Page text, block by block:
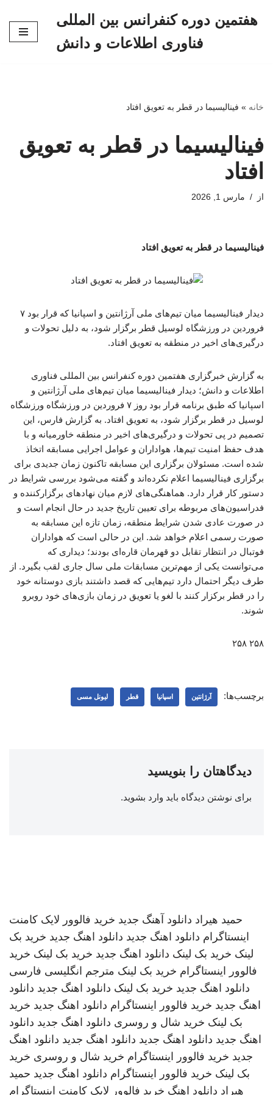
هفتمین دوره کنفرانس بین المللی
فناوری اطلاعات و دانش
خانه » فینالیسیما در قطر به تعویق افتاد
فینالیسیما در قطر به تعویق
افتاد
از مارس 1, 2026
فینالیسیما در قطر به تعویق افتاد
دیدار فینالیسیما میان تیم‌های ملی آرژانتین و اسپانیا که قرار بود ۷
فروردین در ورزشگاه لوسیل قطر برگزار شود، به دلیل تحولات و
درگیری‌های اخیر در منطقه به تعویق افتاد.
به گزارش خبرگزاری هفتمین دوره کنفرانس بین المللی فناوری
اطلاعات و دانش؛ دیدار فینالیسیما میان تیم‌های ملی آرژانتین و
اسپانیا که طبق برنامه قرار بود روز ۷ فروردین در ورزشگاه ورزشگاه
لوسیل در قطر برگزار شود، به تعویق افتاد. به گزارش فارس، این
تصمیم در پی تحولات و درگیری‌های اخیر در منطقه خاورمیانه و با
هدف حفظ امنیت تیم‌ها، هواداران و عوامل اجرایی مسابقه اتخاذ
شده است. مسئولان برگزاری این مسابقه تاکنون زمان جدیدی برای
برگزاری فینالیسیما اعلام نکرده‌اند و گفته می‌شود بررسی شرایط در
دستور کار قرار دارد. هماهنگی‌های لازم میان نهادهای برگزارکننده و
فدراسیون‌های مربوطه برای تعیین تاریخ جدید در حال انجام است و
در صورت عادی شدن شرایط منطقه، زمان تازه این مسابقه به
صورت رسمی اعلام خواهد شد. این در حالی است که هواداران
فوتبال در انتظار تقابل دو قهرمان قاره‌ای بودند؛ دیداری که
می‌توانست یکی از مهم‌ترین مسابقات ملی سال جاری لقب بگیرد. از
طرف دیگر احتمال دارد تیم‌هایی که قصد داشتند بازی دوستانه خود
را در قطر برکزار کنند با لغو یا تعویق در زمان بازی‌های خود روبرو
شوند.
۲۵۸ ۲۵۸
برچسب‌ها: آرژانتین اسپانیا قطر لیونل مسی
دیدگاهتان را بنویسید
برای نوشتن دیدگاه باید وارد بشوید.
حمید هیراد دانلود آهنگ جدید خرید فالوور لایک کامنت
اینستاگرام دانلود اهنگ جدید دانلود اهنگ جدید خرید بک
لینک خرید بک لینک دانلود اهنگ جدید خرید بک لینک خرید
فالوور اینستاگرام خرید بک لینک مترجم انگلیسی فارسی
دانلود اهنگ جدید خرید بک لینک دانلود اهنگ جدید دانلود
اهنگ جدید خرید فالوور اینستاگرام دانلود اهنگ جدید خرید
بک لینک خرید شال و روسری دانلود اهنگ جدید دانلود
اهنگ جدید دانلود اهنگ جدید دانلود اهنگ جدید دانلود اهنگ
جدید خرید فالوور اینستاگرام خرید شال و روسری خرید
بک لینک خرید فالوور اینستاگرام دانلود اهنگ جدید حمید
هیراد دانلود اهنگ خرید فالوور لایک کامنت اینستاگرام